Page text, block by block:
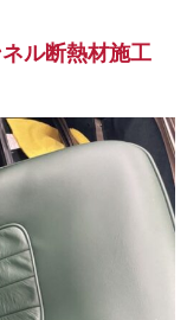
ル断熱材施工